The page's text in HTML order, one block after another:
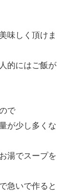
味しく頂けま
的にはご飯が
で
が少し多くな
湯でスープを
急いで作ると